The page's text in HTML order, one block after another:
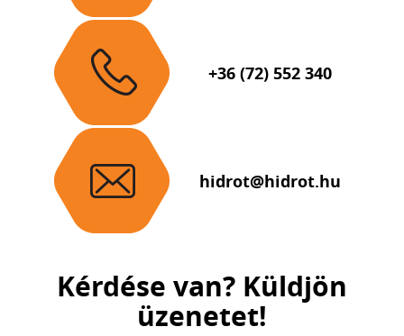
+36 (72) 552 340
hidrot@hidrot.hu
Kérdése van? Küldjön
üzenetet!